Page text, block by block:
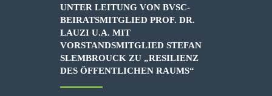
UNTER LEITUNG VON BVSC-
BEIRATSMITGLIED PROF. DR.
LAUZI U.A. MIT
VORSTANDSMITGLIED STEFAN
SLEMBROUCK ZU „RESILIENZ
DES ÖFFENTLICHEN RAUMS“